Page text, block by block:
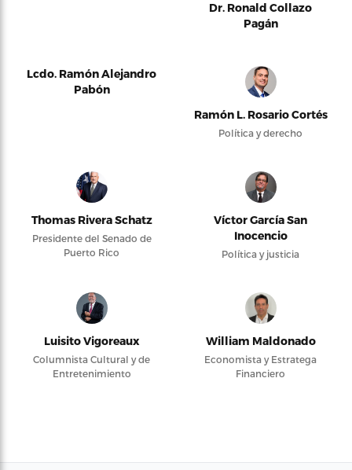
Dr. Ronald Collazo
Pagán
Lcdo. Ramón Alejandro
Pabón
Ramón L. Rosario Cortés
Política y derecho
Thomas Rivera Schatz
Presidente del Senado de
Puerto Rico
Víctor García San
Inocencio
Política y justicia
Luisito Vigoreaux
Columnista Cultural y de
Entretenimiento
William Maldonado
Economista y Estratega
Financiero